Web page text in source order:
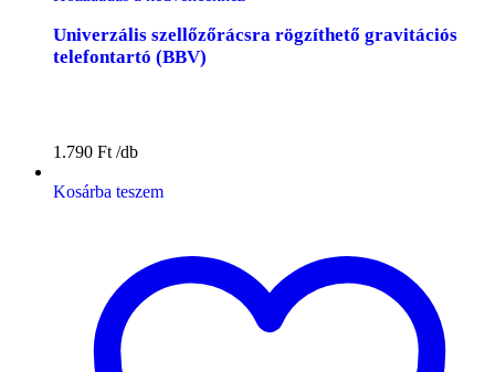
Univerzális szellőzőrácsra rögzíthető gravitációs
telefontartó (BBV)
1.790 Ft
Kosárba teszem